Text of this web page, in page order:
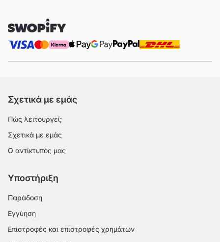
Σχετικά με εμάς
Πώς λειτουργεί;
Σχετικά με εμάς
Ο αντίκτυπός μας
Υποστήριξη
Παράδοση
Εγγύηση
Επιστροφές και επιστροφές χρημάτων